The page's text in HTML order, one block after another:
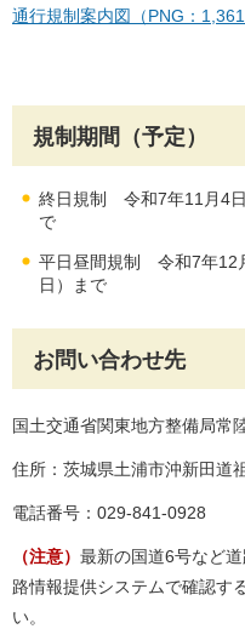
通行規制案内図（PNG：
規制期間（予定）
終日規制 令和7年11月4
で
平日昼間規制 令和7年12
日）まで
お問い合わせ先
国土交通省関東地方整備局常
住所：茨城県土浦市沖新田道
電話番号：029-841-0928
（注意） 最新の国道6号など
路情報提供システムで確認す
い。